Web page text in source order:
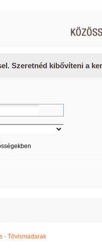
Szeretnéd kibővíteni a
- Tövismadarak